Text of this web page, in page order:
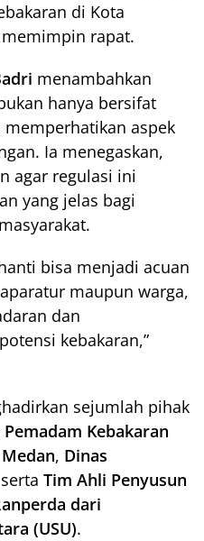
di Kota
memimpin rapat.
menambahkan
hanya bersifat
aspek
Ia menegaskan,
agar regulasi ini
yang jelas bagi
bisa menjadi acuan
maupun warga,
dan
kebakaran,”
sejumlah pihak
Pemadam Kebakaran
, Dinas
Tim Ahli Penyusun
dari
(USU).